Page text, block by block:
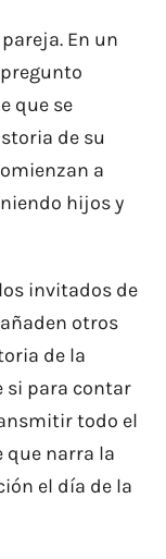
En un
que se
de su
a
hijos y
invitados de
otros
de la
si para contar
todo el
que narra la
el día de la